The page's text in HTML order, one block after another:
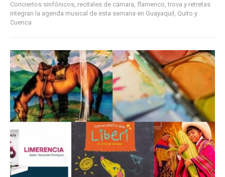
Conciertos sinfónicos, recitales de cámara, flamenco, trova y retretas
integran la agenda musical de esta semana en Guayaquil, Quito y
Cuenca